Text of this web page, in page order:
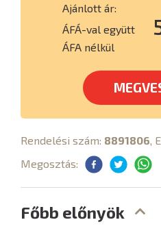
Ajánlott ár:
ÁFÁ-val együtt
ÁFA nélkül
Rendelési szám: 8891806 ,
Megosztás:
Főbb előnyök